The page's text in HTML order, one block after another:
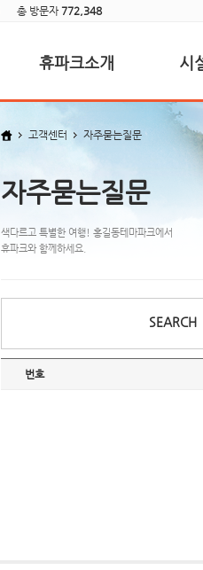
총 방문자 772,348
휴파크소개 시
고객센터 자주묻는질문
자주묻는질문
색다르고 특별한 여행! 홍길동테마파크에서
휴파크와 함께하세요.
SEARCH
번호